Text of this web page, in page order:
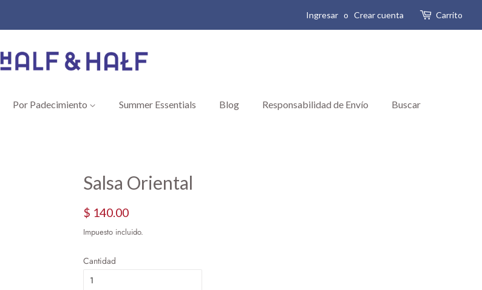
Ingresar o Crear cuenta Carrito
Por Padecimiento Summer Essentials Blog Responsabilidad de Envío Buscar
Salsa Oriental
Precio
$ 140.00
oferta
Impuesto incluido.
Cantidad